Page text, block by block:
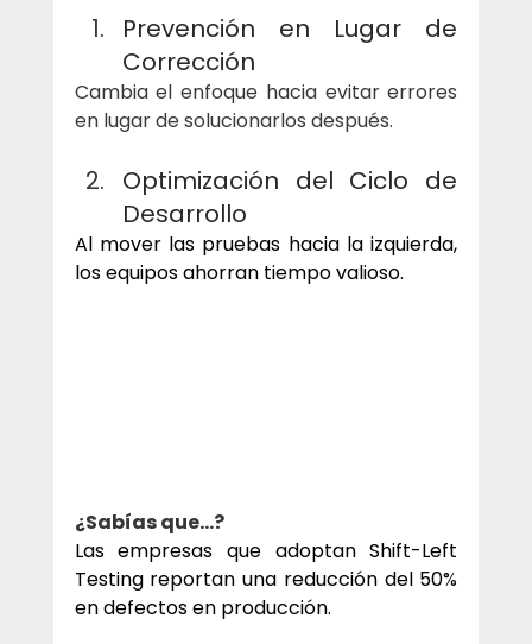
Prevención en Lugar de
Corrección
Cambia el enfoque hacia evitar errores
en lugar de solucionarlos después.
Optimización del Ciclo de
Desarrollo
Al mover las pruebas hacia la izquierda,
los equipos ahorran tiempo valioso.
¿Sabías que...?
Las empresas que adoptan Shift-Left
Testing reportan una reducción del 50%
en defectos en producción.